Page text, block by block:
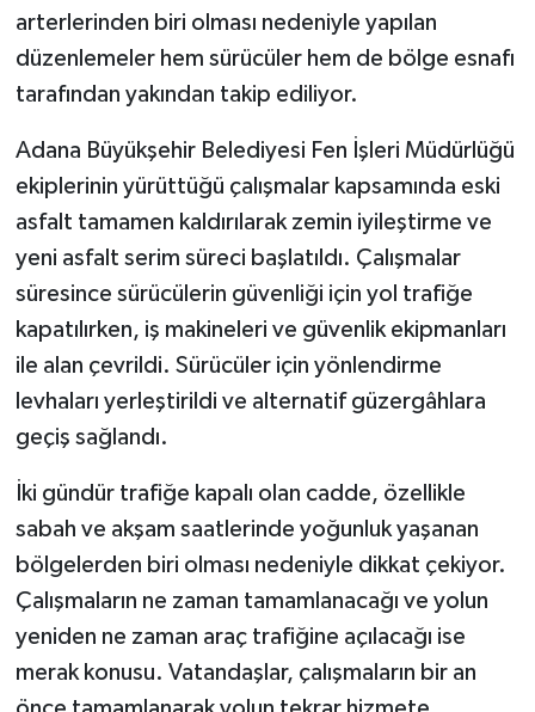
arterlerinden biri olması nedeniyle yapılan
düzenlemeler hem sürücüler hem de bölge esnafı
tarafından yakından takip ediliyor.
Adana Büyükşehir Belediyesi Fen İşleri Müdürlüğü
ekiplerinin yürüttüğü çalışmalar kapsamında eski
asfalt tamamen kaldırılarak zemin iyileştirme ve
yeni asfalt serim süreci başlatıldı. Çalışmalar
süresince sürücülerin güvenliği için yol trafiğe
kapatılırken, iş makineleri ve güvenlik ekipmanları
ile alan çevrildi. Sürücüler için yönlendirme
levhaları yerleştirildi ve alternatif güzergâhlara
geçiş sağlandı.
İki gündür trafiğe kapalı olan cadde, özellikle
sabah ve akşam saatlerinde yoğunluk yaşanan
bölgelerden biri olması nedeniyle dikkat çekiyor.
Çalışmaların ne zaman tamamlanacağı ve yolun
yeniden ne zaman araç trafiğine açılacağı ise
merak konusu. Vatandaşlar, çalışmaların bir an